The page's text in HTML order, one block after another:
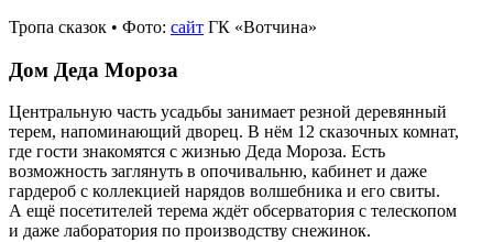
Тропа сказок • Фото: сайт ГК «Вотчина»
Дом Деда Мороза
Центральную часть усадьбы занимает резной деревянный
терем, напоминающий дворец. В нём 12 сказочных комнат,
где гости знакомятся с жизнью Деда Мороза. Есть
возможность заглянуть в опочивальню, кабинет и даже
гардероб с коллекцией нарядов волшебника и его свиты.
А ещё посетителей терема ждёт обсерватория с телескопом
и даже лаборатория по производству снежинок.